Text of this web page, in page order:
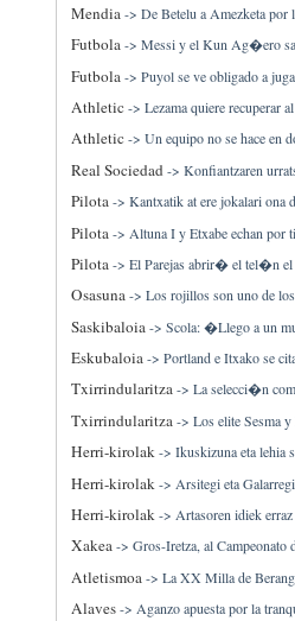
Mendia-> De Betelu a Amezketa por
Futbola-> Messi y el Kun Ag�ero
Futbola -> Puyol se ve obligado a
Athletic-> Lezama quiere recuperar
Athletic-> Un equipo no se hace en
Real Sociedad-> Konfiantzaren
Pilota-> Kantxatik at ere jokalari ona
Pilota -> Altuna I y Etxabe echan
Pilota-> El Parejas abrir� el tel�n el
Osasuna-> Los rojillos son uno de
Saskibaloia-> Scola: �Llego a un
Eskubaloia-> Portland e Itxako se
Txirrindularitza-> La selecci�n
Txirrindularitza-> Los elite Sesma
Herri-kirolak-> Ikuskizuna eta lehia
Herri-kirolak-> Arsitegi eta
Herri-kirolak-> Artasoren idiek
Xakea-> Gros-Iretza, al
Atletismoa-> La XX Milla de
Alaves-> Aganzo apuesta por la